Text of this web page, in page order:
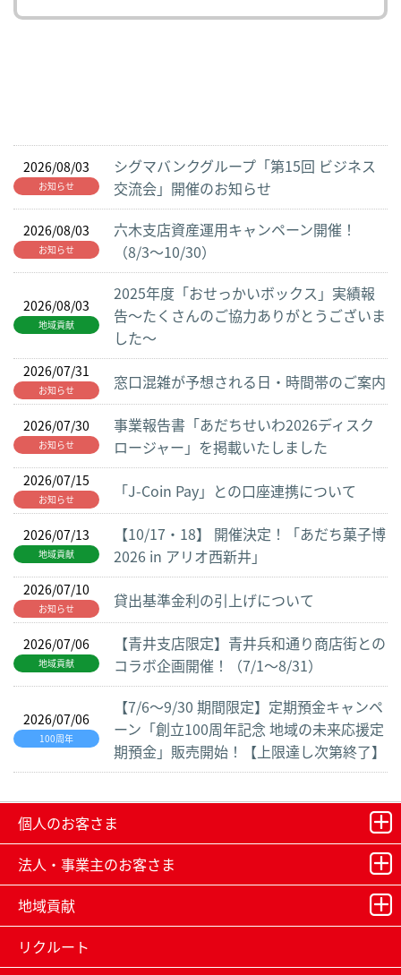
2026/08/03
お知らせ
シグマバンクグループ「第15回 ビジネス
交流会」開催のお知らせ
2026/08/03
お知らせ
六木支店資産運用キャンペーン開催！
（8/3～10/30）
2026/08/03
地域貢献
2025年度「おせっかいボックス」実績報
告～たくさんのご協力ありがとうございま
した～
2026/07/31
お知らせ 窓口混雑が予想される日・時間帯のご案内
2026/07/30
お知らせ
事業報告書「あだちせいわ2026ディスク
ロージャー」を掲載いたしました
2026/07/15
お知らせ 「J-Coin Pay」との口座連携について
2026/07/13
地域貢献
【10/17・18】 開催決定！「あだち菓子博
2026 in アリオ西新井」
2026/07/10
お知らせ 貸出基準金利の引上げについて
2026/07/06
地域貢献
【青井支店限定】青井兵和通り商店街との
コラボ企画開催！（7/1～8/31）
2026/07/06
100周年
【7/6～9/30 期間限定】定期預金キャンペ
ーン「創立100周年記念 地域の未来応援定
期預金」販売開始！【上限達し次第終了】
個人のお客さま
法人・事業主のお客さま
地域貢献
リクルート